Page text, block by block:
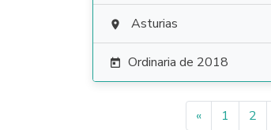
 Asturias
 Ordinaria de 2018
« 1 2